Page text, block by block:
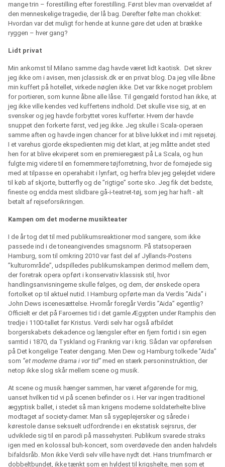
mange trin – forestilling efter forestilling. Først blev man overvældet af
den menneskelige tragedie, der lå bag. Derefter følte man chokket:
Hvordan var det muligt for hende at kunne gøre det uden at brække
ryggen – hver gang?
Lidt privat
Min ankomst til Milano samme dag havde været lidt kaotisk. Det skrev
jeg ikke om i avisen, men jclassisk.dk er en privat blog. Da jeg ville åbne
min kuffert på hotellet, virkede nøglen ikke. Det var Ikke noget problem
for portieren, som kunne åbne alle låse. Til gengæld forstod han ikke, at
jeg ikke ville kendes ved kuffertens indhold. Det skulle vise sig, at en
svensker og jeg havde forbyttet vores kufferter. Hvem der havde
snuppet den forkerte først, ved jeg ikke. Jeg skulle i Scala-operaen
samme aften og havde ingen chancer for at blive lukket ind i mit rejsetøj.
I et varehus gjorde ekspedienten mig det klart, at jeg måtte andet sted
hen for at blive ekviperet som en premieregæst på La Scala, og hun
fulgte mig videre til en fornemmere tøjforretning, hvor de fornøjede sig
med at tilpasse en operahabit i lynfart, og herfra blev jeg gelejdet videre
til køb af skjorte, butterfly og de ”rigtige” sorte sko. Jeg fik det bedste,
fineste og endda mest slidbare gå-i-teatret-tøj, som jeg har haft - alt
betalt af rejseforsikringen.
Kampen om det moderne musikteater
I de år tog det til med publikumsreaktioner mod sangere, som ikke
passede ind i de toneangivendes smagsnorm. På statsoperaen
Hamburg, som til omkring 2010 var fast del af Jyllands-Postens
”kulturområde”, udspilledes publikumskampen derimod mellem dem,
der foretrak opera opført i konservativ klassisk stil, hvor
handlingsanvisningerne skulle følges, og dem, der ønskede opera
fortolket op til aktuel nutid. I Hamburg opførte man da Verdis ”Aida” i
John Dews iscenesættelse. Hvornår foregår Verdis ”Aida” egentlig?
Officielt er det på Faroernes tid i det gamle Ægypten under Ramphis den
tredje i 1100-tallet før Kristus. Verdi selv har også afbildet
borgerskabets dekadence og længsler efter en fjern fortid i sin egen
samtid i 1870, da Tyskland og Frankrig var i krig. Sådan var opførelsen
på Det kongelige Teater dengang. Men Dew og Hamburg tolkede ”Aida”
som ”et moderne drama i vor tid” med en stærk personinstruktion, der
netop ikke slog skår mellem scene og musik.
At scene og musik hænger sammen, har været afgørende for mig,
uanset hvilken tid vi på scenen befinder os i. Her var ingen traditionel
ægyptisk ballet, i stedet så man krigens moderne soldaterhelte blive
modtaget af society-damer. Man så sygeplejersker og sårede i
kørestole danse seksuelt udfordrende i en ekstatisk sejrsrus, der
udviklede sig til en parodi på massehysteri. Publikum svarede straks
igen med en kolossal buh-koncert, som overdøvede den anden halvdels
bifaldsråb. Mon ikke Verdi selv ville have nydt det. Hans triumfmarch er
dobbeltbundet, ikke tænkt som en hyldest til krigshelte, men som et